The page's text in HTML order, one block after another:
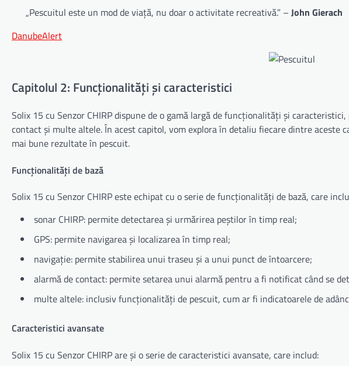
„Pescuitul este un mod de viață, nu doar o activitate recreativă.” – John Gierach
DanubeAlert
Capitolul 2: Funcționalități și caracteristici
Solix 15 cu Senzor CHIRP dispune de o gamă largă de funcționalități și
contact și multe altele. În acest capitol, vom explora în detaliu fiecare dintre
mai bune rezultate în pescuit.
Funcționalități de bază
Solix 15 cu Senzor CHIRP este echipat cu o serie de funcționalități de bază, care
sonar CHIRP: permite detectarea și urmărirea peștilor în timp real;
GPS: permite navigarea și localizarea în timp real;
navigație: permite stabilirea unui traseu și a unui punct de întoarcere;
alarmă de contact: permite setarea unui alarmă pentru a fi notificat când se
multe altele: inclusiv funcționalități de pescuit, cum ar fi indicatoarele de
Caracteristici avansate
Solix 15 cu Senzor CHIRP are și o serie de caracteristici avansate, care includ: